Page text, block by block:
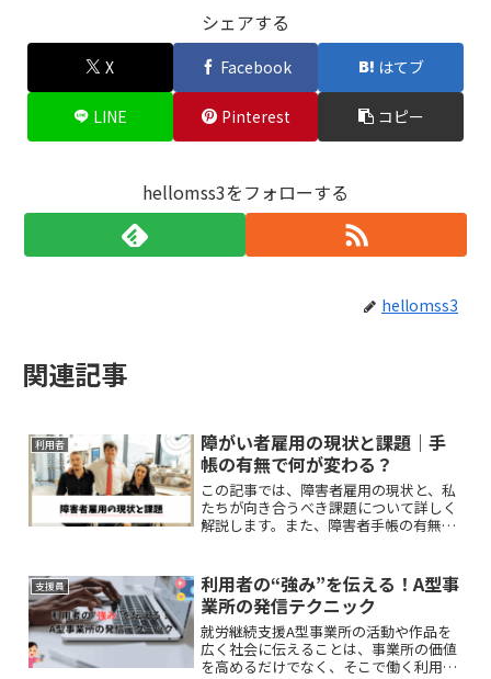
シェアする
X Facebook はてブ
LINE Pinterest コピー
hellomss3をフォローする
hellomss3
関連記事
利用者
障がい者雇用の現状と課題｜手
帳の有無で何が変わる？
この記事では、障害者雇用の現状と、私
たちが向き合うべき課題について詳しく
解説します。また、障害者手帳の有無が
支援員
利用者の“強み”を伝える！A型事
業所の発信テクニック
就労継続支援A型事業所の活動や作品を
広く社会に伝えることは、事業所の価値
を高めるだけでなく、そこで働く利用者